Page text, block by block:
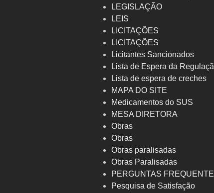
LEGISLAÇÃO
LEIS
LICITAÇÕES
LICITAÇÕES
Licitantes Sancionados
Lista de Espera da
Lista de espera de creches
MAPA DO SITE
Medicamentos do SUS
MESA DIRETORA
Obras
Obras
Obras paralisadas
Obras Paralisadas
PERGUNTAS
Pesquisa de Satisfação